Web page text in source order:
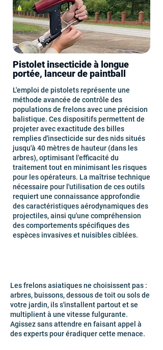
Pistolet insecticide à longue
portée, lanceur de paintball
L'emploi de pistolets représente une
méthode avancée de contrôle des
populations de frelons avec une précision
balistique. Ces dispositifs permettent de
projeter avec exactitude des billes
remplies d'insecticide sur des nids situés
jusqu'à 40 mètres de hauteur (dans les
arbres), optimisant l'efficacité du
traitement tout en minimisant les risques
pour les opérateurs. La maîtrise technique
nécessaire pour l'utilisation de ces outils
requiert une connaissance approfondie
des caractéristiques aérodynamiques des
projectiles, ainsi qu'une compréhension
des comportements spécifiques des
espèces invasives et nuisibles ciblées.
Les frelons asiatiques ne choisissent pas :
arbres, buissons, dessous de toit ou sols de
votre jardin, ils s'installent partout et se
multiplient à une vitesse fulgurante.
Agissez sans attendre en faisant appel à
des experts pour éradiquer cette menace.